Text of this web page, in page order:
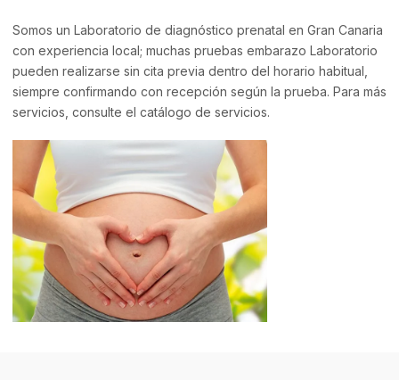
Somos un Laboratorio de diagnóstico prenatal en Gran Canaria
con experiencia local; muchas pruebas embarazo Laboratorio
pueden realizarse sin cita previa dentro del horario habitual,
siempre confirmando con recepción según la prueba. Para más
servicios, consulte el catálogo de servicios.